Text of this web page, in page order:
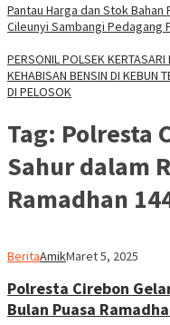
Pantau Harga dan Stok
Cileunyi Sambangi Pedagang
PERSONIL POLSEK
KEHABISAN BENSIN DI KEBUN
DI PELOSOK
Tag: Polresta
Sahur dalam
Ramadhan
BeritaAmikMaret 5, 2025
Polresta Cirebon
Bulan Puasa